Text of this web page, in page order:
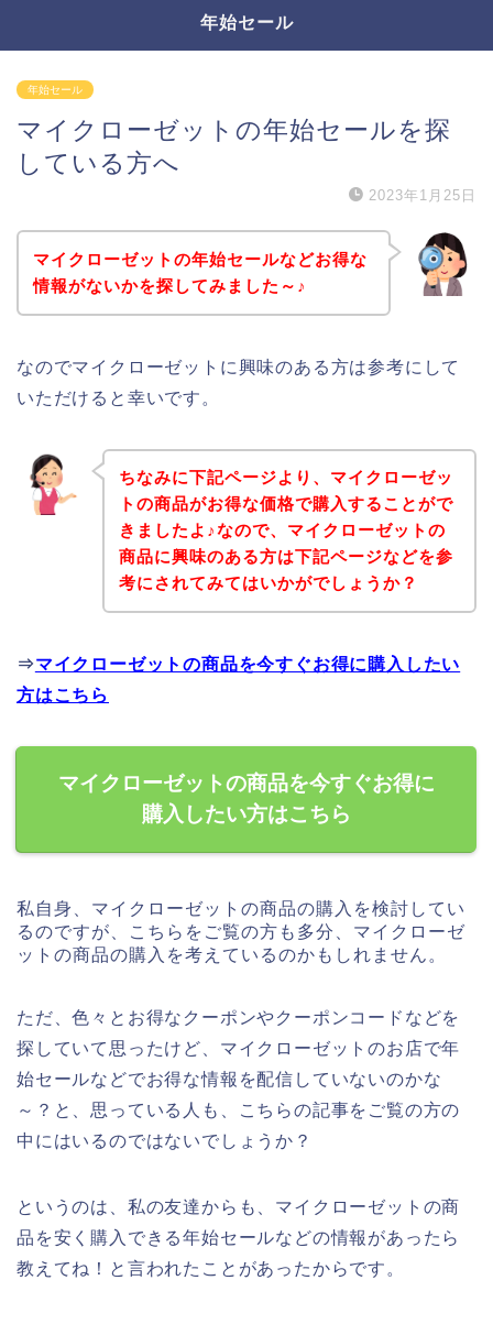
年始セール
年始セール
マイクローゼットの年始セールを探
している方へ
2023年1月25日
マイクローゼットの年始セールなどお得な
情報がないかを探してみました～♪
なのでマイクローゼットに興味のある方は参考にして
いただけると幸いです。
ちなみに下記ページより、マイクローゼッ
トの商品がお得な価格で購入することがで
きましたよ♪なので、マイクローゼットの
商品に興味のある方は下記ページなどを参
考にされてみてはいかがでしょうか？
⇒マイクローゼットの商品を今すぐお得に購入したい
方はこちら
マイクローゼットの商品を今すぐお得に
購入したい方はこちら
私自身、マイクローゼットの商品の購入を検討してい
るのですが、こちらをご覧の方も多分、マイクローゼ
ットの商品の購入を考えているのかもしれません。
ただ、色々とお得なクーポンやクーポンコードなどを
探していて思ったけど、マイクローゼットのお店で年
始セールなどでお得な情報を配信していないのかな
～？と、思っている人も、こちらの記事をご覧の方の
中にはいるのではないでしょうか？
というのは、私の友達からも、マイクローゼットの商
品を安く購入できる年始セールなどの情報があったら
教えてね！と言われたことがあったからです。